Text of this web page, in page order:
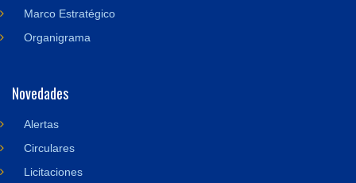
Marco Estratégico
Organigrama
Novedades
Alertas
Circulares
Licitaciones